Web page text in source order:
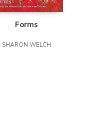
Forms
SHARON WELCH